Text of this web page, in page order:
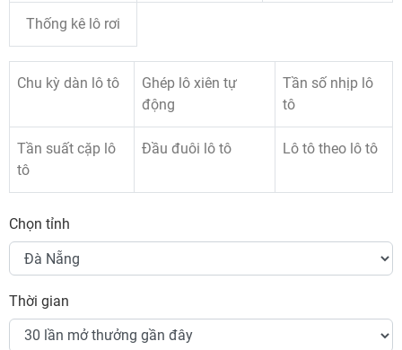
Thống kê lô rơi
Chu kỳ dàn lô tô
Ghép lô xiên tự
động
Tần số nhịp lô
tô
Tần suất cặp lô
tô
Đầu đuôi lô tô Lô tô theo lô tô
Chọn tỉnh
Thời gian